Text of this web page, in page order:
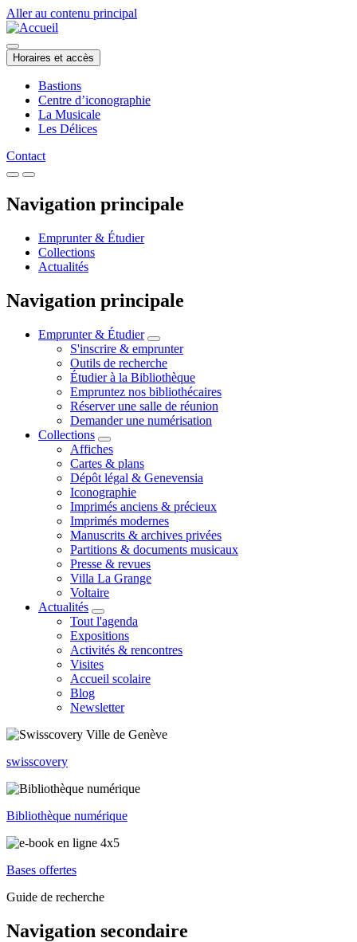
Aller au contenu principal
Horaires et accès
Bastions
Centre d’iconographie
La Musicale
Les Délices
Contact
Navigation principale
Emprunter & Étudier
Collections
Actualités
Navigation principale
Emprunter & Étudier
S'inscrire & emprunter
Outils de recherche
Étudier à la Bibliothèque
Empruntez nos bibliothécaires
Réserver une salle de réunion
Demander une numérisation
Collections
Affiches
Cartes & plans
Dépôt légal & Genevensia
Iconographie
Imprimés anciens & précieux
Imprimés modernes
Manuscrits & archives privées
Partitions & documents musicaux
Presse & revues
Villa La Grange
Voltaire
Actualités
Tout l'agenda
Expositions
Activités & rencontres
Visites
Accueil scolaire
Blog
Newsletter
swisscovery
Bibliothèque numérique
Bases offertes
Guide de recherche
Navigation secondaire